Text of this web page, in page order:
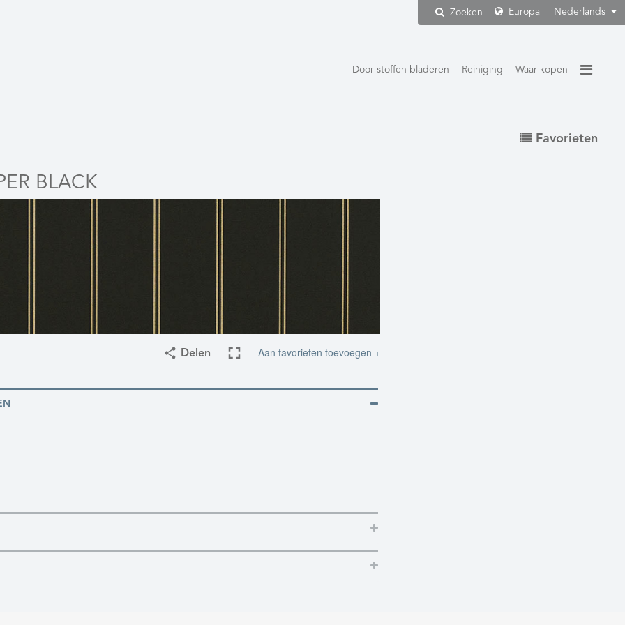
Zoeken Europa Nederlands
Door stoffen bladeren Reiniging Waar kopen
Favorieten
BLACK
Delen Aan favorieten toevoegen +